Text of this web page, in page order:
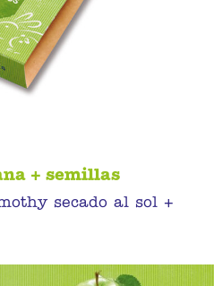
+ semillas
secado al sol +